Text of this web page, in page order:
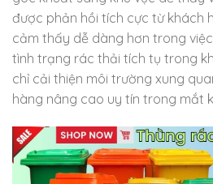
được phản hồi tích cực từ khách
cảm thấy dễ dàng hơn trong
tình trạng rác thải tích tụ trong
chỉ cải thiện môi trường xung
hàng nâng cao uy tín trong mắt